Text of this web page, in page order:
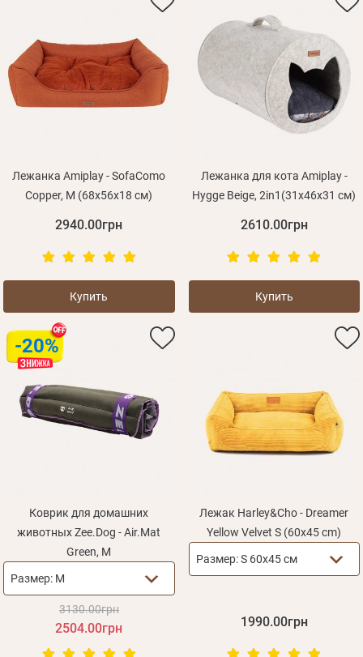
Лежанка Amiplay - SofaComo
Сopper, M (68x56x18 см)
2940.00грн
Купить
Лежанка для кота Amiplay -
Hygge Beige, 2in1(31x46x31 см)
2610.00грн
Купить
-20%
Коврик для домашних
животных Zee.Dog - Air.Mat
Green, M
Размер: M
3130.00грн
2504.00грн
Лежак Harley&Cho - Dreamer
Yellow Velvet S (60х45 cm)
Размер:S 60х45 см
1990.00грн